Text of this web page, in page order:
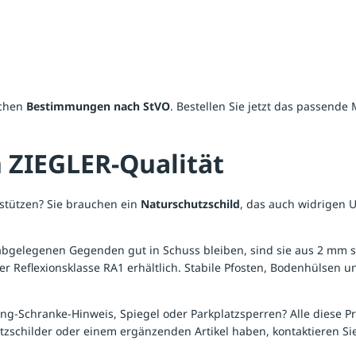
Bestimmungen nach StVO. Bestellen Sie jetzt das
Qualität
Sie brauchen ein Naturschutzschild, das auch widrigen
Gegenden gut in Schuss bleiben, sind sie aus 2
Reflexionsklasse RA1 erhältlich. Stabile Pfosten, Bodenhülsen
Schranke-Hinweis, Spiegel oder Parkplatzsperren? Alle diese
oder einem ergänzenden Artikel haben, kontaktieren